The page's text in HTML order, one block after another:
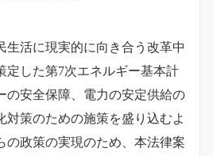
活に現実的に向き合う改革中
定した第7次エネルギー基本計
の安全保障、電力の安定供給の
対策のための施策を盛り込むよ
の政策の実現のため、本法律案